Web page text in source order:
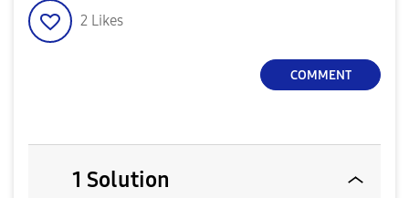
2 Likes
COMMENT
1 Solution